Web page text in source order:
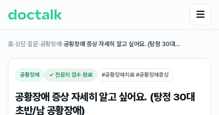
☰
홈›상담·질문›공황장애›공황장애 증상 자세히 알고 싶어요. (탕정 30대…
공황장애 ✓ 전문의 검수 완료 #공황장애치료 #공황장애증상
공황장애 증상 자세히 알고 싶어요. (탕정 30대
초반/남 공황장애)